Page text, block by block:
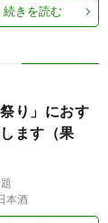
イ
ン
都
話
季
の
ン
月
続きを読む
り」におす
ます（果
本酒